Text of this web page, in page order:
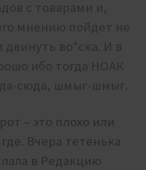
с товарами и,
мнению пойдет не
во*ска. И в
ибо тогда НОАК
сюда, шмыг-шмыг.
– это плохо или
Вчера тетенька
в Редакцию